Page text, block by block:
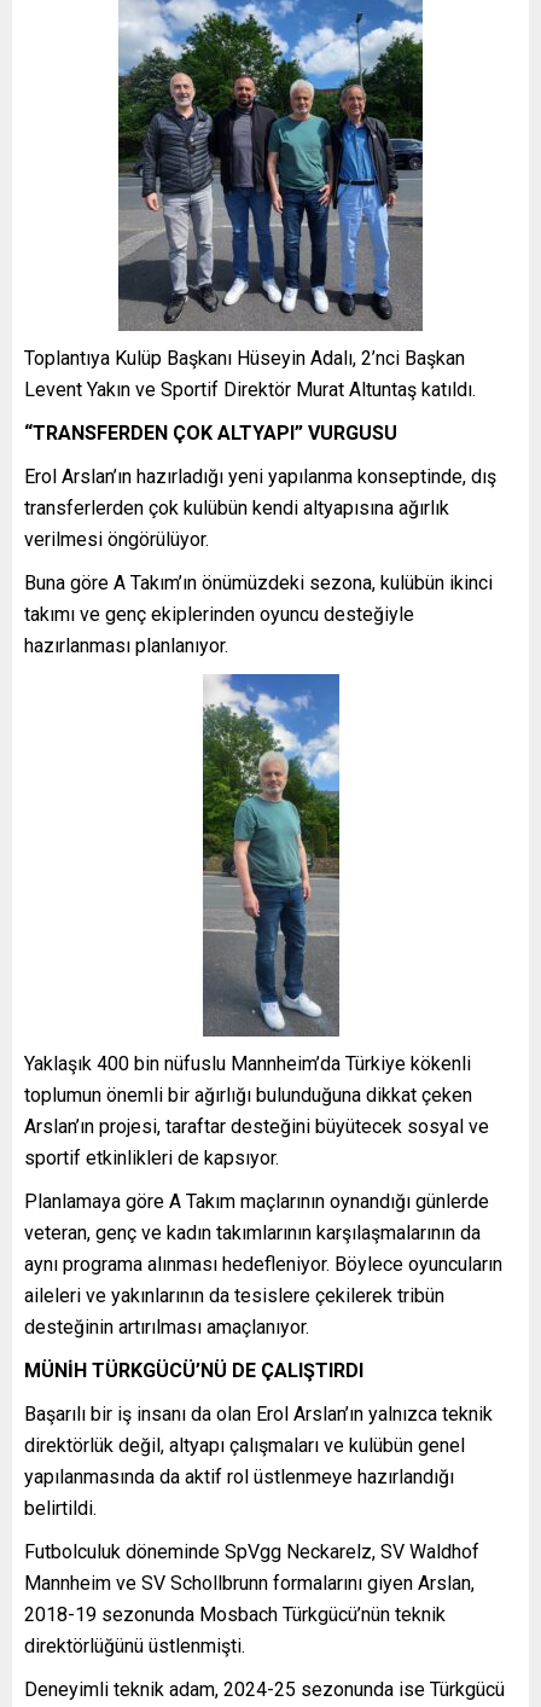
Toplantıya Kulüp Başkanı Hüseyin Adalı, 2’nci Başkan
Levent Yakın ve Sportif Direktör Murat Altuntaş katıldı.
“TRANSFERDEN ÇOK ALTYAPI” VURGUSU
Erol Arslan’ın hazırladığı yeni yapılanma konseptinde, dış
transferlerden çok kulübün kendi altyapısına ağırlık
verilmesi öngörülüyor.
Buna göre A Takım’ın önümüzdeki sezona, kulübün ikinci
takımı ve genç ekiplerinden oyuncu desteğiyle
hazırlanması planlanıyor.
Yaklaşık 400 bin nüfuslu Mannheim’da Türkiye kökenli
toplumun önemli bir ağırlığı bulunduğuna dikkat çeken
Arslan’ın projesi, taraftar desteğini büyütecek sosyal ve
sportif etkinlikleri de kapsıyor.
Planlamaya göre A Takım maçlarının oynandığı günlerde
veteran, genç ve kadın takımlarının karşılaşmalarının da
aynı programa alınması hedefleniyor. Böylece oyuncuların
aileleri ve yakınlarının da tesislere çekilerek tribün
desteğinin artırılması amaçlanıyor.
MÜNİH TÜRKGÜCÜ’NÜ DE ÇALIŞTIRDI
Başarılı bir iş insanı da olan Erol Arslan’ın yalnızca teknik
direktörlük değil, altyapı çalışmaları ve kulübün genel
yapılanmasında da aktif rol üstlenmeye hazırlandığı
belirtildi.
Futbolculuk döneminde SpVgg Neckarelz, SV Waldhof
Mannheim ve SV Schollbrunn formalarını giyen Arslan,
2018-19 sezonunda Mosbach Türkgücü’nün teknik
direktörlüğünü üstlenmişti.
Deneyimli teknik adam, 2024-25 sezonunda ise Türkgücü